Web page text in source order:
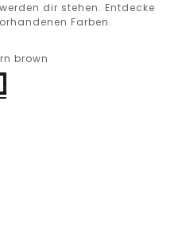
dir stehen. Entdecke
Farben.
brown